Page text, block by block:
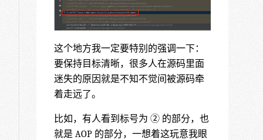
这个地方我一定要特别的强调一下：
要保持目标清晰，很多人在源码里面
迷失的原因就是不知不觉间被源码牵
着走远了。
比如，有人看到标号为 ② 的部分，也
就是 AOP 的部分，一想着这玩意我眼